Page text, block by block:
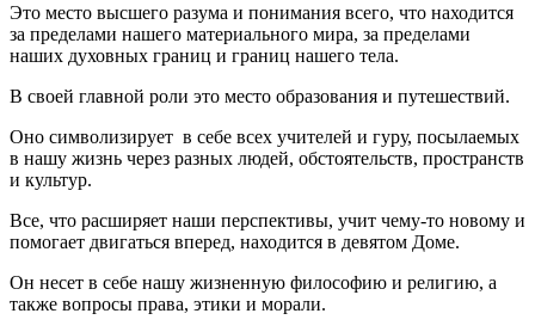
Это место высшего разума и понимания всего, что находится
за пределами нашего материального мира, за пределами
наших духовных границ и границ нашего тела.
В своей главной роли это место образования и путешествий.
Оно символизирует в себе всех учителей и гуру, посылаемых
в нашу жизнь через разных людей, обстоятельств, пространств
и культур.
Все, что расширяет наши перспективы, учит чему-то новому и
помогает двигаться вперед, находится в девятом Доме.
Он несет в себе нашу жизненную философию и религию, а
также вопросы права, этики и морали.